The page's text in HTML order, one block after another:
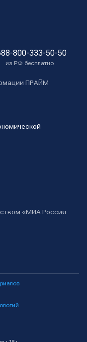
8-800-333-50-50
из РФ бесплатно
ПРАЙМ
«МИА Россия